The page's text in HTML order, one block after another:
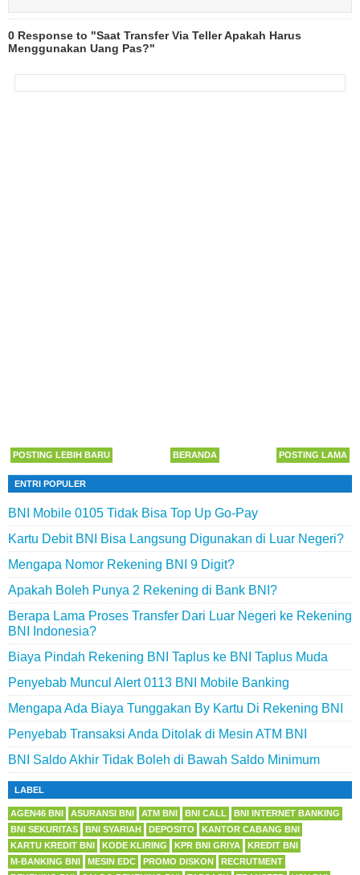
0 Response to "Saat Transfer Via Teller Apakah Harus
Menggunakan Uang Pas?"
POSTING LEBIH BARU POSTING LAMA
BERANDA
ENTRI POPULER
BNI Mobile 0105 Tidak Bisa Top Up Go-Pay
Kartu Debit BNI Bisa Langsung Digunakan di Luar Negeri?
Mengapa Nomor Rekening BNI 9 Digit?
Apakah Boleh Punya 2 Rekening di Bank BNI?
Berapa Lama Proses Transfer Dari Luar Negeri ke Rekening
BNI Indonesia?
Biaya Pindah Rekening BNI Taplus ke BNI Taplus Muda
Penyebab Muncul Alert 0113 BNI Mobile Banking
Mengapa Ada Biaya Tunggakan By Kartu Di Rekening BNI
Penyebab Transaksi Anda Ditolak di Mesin ATM BNI
BNI Saldo Akhir Tidak Boleh di Bawah Saldo Minimum
LABEL
AGEN46 BNI ASURANSI BNI ATM BNI BNI CALL
BNI INTERNET BANKING
BNI SEKURITAS
BNI SYARIAH DEPOSITO
KANTOR CABANG BNI
KARTU KREDIT BNI
KODE KLIRING KPR BNI GRIYA
KREDIT BNI
M-BANKING BNI
MESIN EDC PROMO DISKON
RECRUTMENT